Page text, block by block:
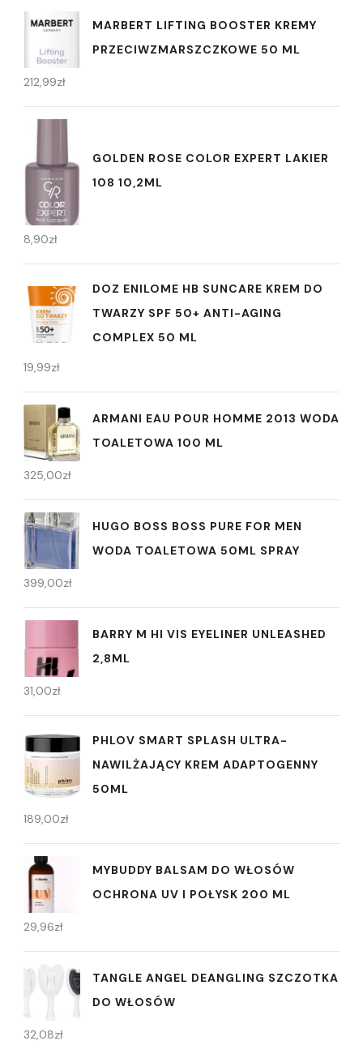
MARBERT LIFTING BOOSTER KREMY
PRZECIWZMARSZCZKOWE 50 ML
212,99zł
GOLDEN ROSE COLOR EXPERT LAKIER
108 10,2ML
8,90zł
DOZ ENILOME HB SUNCARE KREM DO
TWARZY SPF 50+ ANTI-AGING
COMPLEX 50 ML
19,99zł
ARMANI EAU POUR HOMME 2013 WODA
TOALETOWA 100 ML
325,00zł
HUGO BOSS BOSS PURE FOR MEN
WODA TOALETOWA 50ML SPRAY
399,00zł
BARRY M HI VIS EYELINER UNLEASHED
2,8ML
31,00zł
PHLOV SMART SPLASH ULTRA-
NAWILŻAJĄCY KREM ADAPTOGENNY
50ML
189,00zł
MYBUDDY BALSAM DO WŁOSÓW
OCHRONA UV I POŁYSK 200 ML
29,96zł
TANGLE ANGEL DEANGLING SZCZOTKA
DO WŁOSÓW
32,08zł